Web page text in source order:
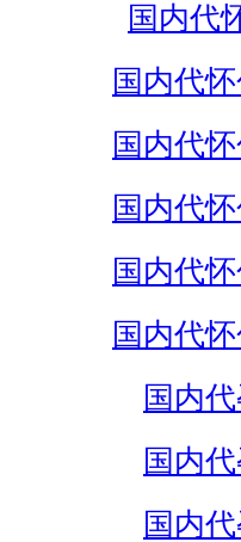
国内代
国内代
国内代
国内代
国内代
国内代
国内
国内
国内